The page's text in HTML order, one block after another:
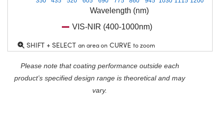
Wavelength (nm)
VIS-NIR (400-1000nm)
SHIFT + SELECT an area on CURVE to zoom
Please note that coating performance outside each
product’s specified design range is theoretical and may
vary.